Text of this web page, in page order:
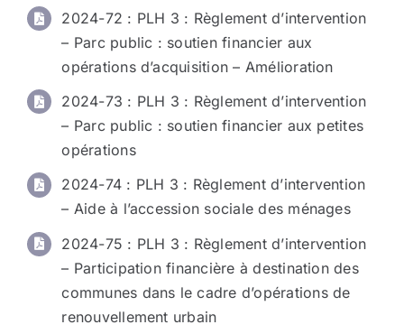
2024-72 : PLH 3 : Règlement d’intervention
– Parc public : soutien financier aux
opérations d’acquisition – Amélioration
2024-73 : PLH 3 : Règlement d’intervention
– Parc public : soutien financier aux petites
opérations
2024-74 : PLH 3 : Règlement d’intervention
– Aide à l’accession sociale des ménages
2024-75 : PLH 3 : Règlement d’intervention
– Participation financière à destination des
communes dans le cadre d’opérations de
renouvellement urbain